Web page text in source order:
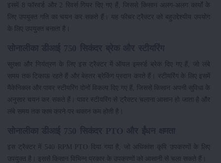
इसमें 8 फॉरवर्ड और 2 रिवर्स गियर दिए गए हैं, जिससे किसान अलग-अलग कार्यों के
लिए उपयुक्त गति का चयन कर सकते हैं। यह फीचर ट्रैक्टर को बहुउद्देश्यीय उपयोग
के लिए उपयुक्त बनाता है।
सुरक्षा और नियंत्रण के लिए इस ट्रैक्टर में ऑयल इमर्स्ड ब्रेक दिए गए हैं, जो लंबे
समय तक टिकाऊ रहते हैं और बेहतर ब्रेकिंग प्रदान करते हैं। स्टीयरिंग के लिए इसमें
मैकेनिकल और पावर स्टीयरिंग दोनों विकल्प दिए गए हैं, जिससे किसान अपनी सुविधा के
अनुसार चयन कर सकते हैं। पावर स्टीयरिंग से ट्रैक्टर चलाना आसान हो जाता है और
लंबे समय तक काम करने पर थकान कम होती है।
इस ट्रैक्टर में 540 RPM PTO दिया गया है, जो अधिकांश कृषि उपकरणों के लिए
उपयुक्त है। इससे किसान विभिन्न प्रकार के उपकरणों को आसानी से चला सकते हैं।